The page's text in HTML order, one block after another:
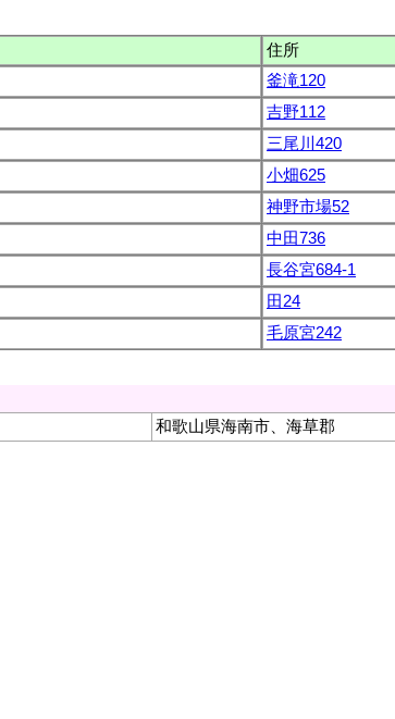
住所
釜滝120
吉野112
三尾川420
小畑625
神野市場52
中田736
長谷宮684-1
田24
毛原宮242
和歌山県海南市、海草郡